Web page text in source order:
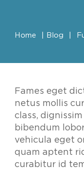
Home Blog
Fames eget
netus mollis
class,
bibendum
vehicula eget
quam aptent
curabitur id